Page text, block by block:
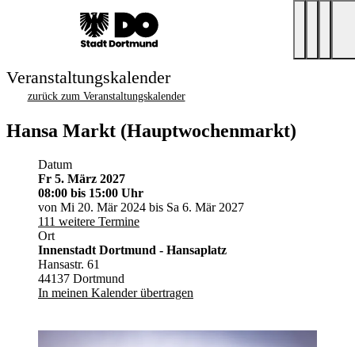
Veranstaltungskalender
zurück zum Veranstaltungskalender
Hansa Markt (Hauptwochenmarkt)
Datum
Fr 5. März 2027
08:00 bis 15:00 Uhr
von Mi 20. Mär 2024 bis Sa 6. Mär 2027
111 weitere Termine
Ort
Innenstadt Dortmund - Hansaplatz
Hansastr. 61
44137 Dortmund
In meinen Kalender übertragen